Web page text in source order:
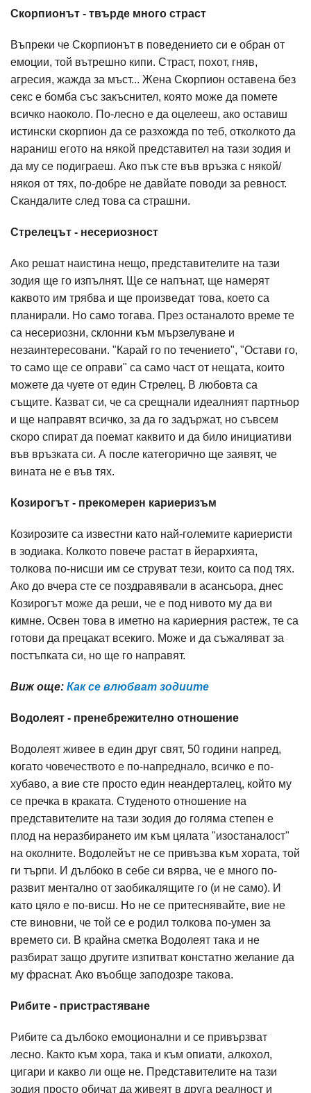
Скорпионът - твърде много страст
Въпреки че Скорпионът в поведението си е обран от
емоции, той вътрешно кипи. Страст, похот, гняв,
агресия, жажда за мъст... Жена Скорпион оставена без
секс е бомба със закъснител, която може да помете
всичко наоколо. По-лесно е да оцелееш, ако оставиш
истински скорпион да се разхожда по теб, отколкото да
нараниш егото на някой представител на тази зодия и
да му се подиграеш. Ако пък сте във връзка с някой/
някоя от тях, по-добре не давйате поводи за ревност.
Скандалите след това са страшни.
Стрелецът - несериозност
Ако решат наистина нещо, представителите на тази
зодия ще го изпълнят. Ще се напънат, ще намерят
каквото им трябва и ще произведат това, което са
планирали. Но само тогава. През останалото време те
са несериозни, склонни към мързелуване и
незаинтересовани. "Карай го по течението", "Остави го,
то само ще се оправи" са само част от нещата, които
можете да чуете от един Стрелец. В любовта са
същите. Казват си, че са срещнали идеалният партньор
и ще направят всичко, за да го задържат, но съвсем
скоро спират да поемат каквито и да било инициативи
във връзката си. А после категорично ще заявят, че
вината не е във тях.
Козирогът - прекомерен кариеризъм
Козирозите са известни като най-големите кариеристи
в зодиака. Колкото повече растат в йерархията,
толкова по-нисши им се струват тези, които са под тях.
Ако до вчера сте се поздравявали в асансьора, днес
Козирогът може да реши, че е под нивото му да ви
кимне. Освен това в иметно на кариерния растеж, те са
готови да прецакат всекиго. Може и да съжаляват за
постъпката си, но ще го направят.
Виж още: Как се влюбват зодиите
Водолеят - пренебрежително отношение
Водолеят живее в един друг свят, 50 години напред,
когато човечеството е по-напреднало, всичко е по-
хубаво, а вие сте просто един неандерталец, който му
се пречка в краката. Студеното отношение на
представителите на тази зодия до голяма степен е
плод на неразбирането им към цялата "изостаналост"
на околните. Водолейът не се привъзва към хората, той
ги търпи. И дълбоко в себе си вярва, че е много по-
развит ментално от заобикалящите го (и не само). И
като цяло е по-висш. Но не се притеснявайте, вие не
сте виновни, че той се е родил толкова по-умен за
времето си. В крайна сметка Водолеят така и не
разбират защо другите изпитват констатно желание да
му фраснат. Ако въобще заподозре такова.
Рибите - пристрастяване
Рибите са дълбоко емоционални и се привързват
лесно. Както към хора, така и към опиати, алкохол,
цигари и какво ли още не. Представителите на тази
зодия просто обичат да живеят в друга реалност и